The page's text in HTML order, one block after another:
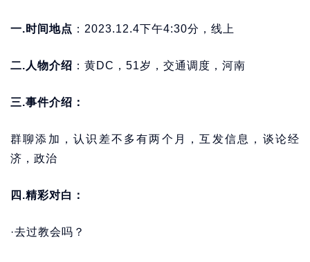
一.时间地点 ：2023.12.4下午4:30分，线上
二.人物介绍 ：黄DC，51岁，交通调度，河南
三.事件介绍：
群聊添加，认识差不多有两个月，互发信息，谈论经
济，政治
四.精彩对白：
·去过教会吗？